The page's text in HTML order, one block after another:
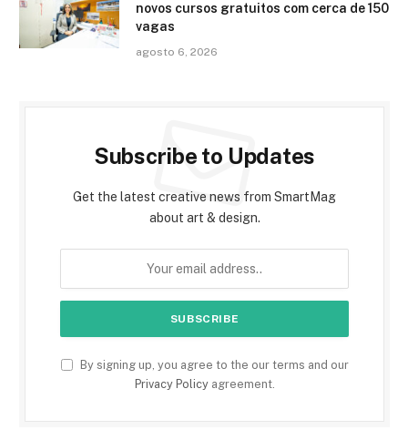
novos cursos gratuitos com cerca de 150
vagas
agosto 6, 2026
Subscribe to Updates
Get the latest creative news from SmartMag
about art & design.
By signing up, you agree to the our terms and our
Privacy Policyagreement.